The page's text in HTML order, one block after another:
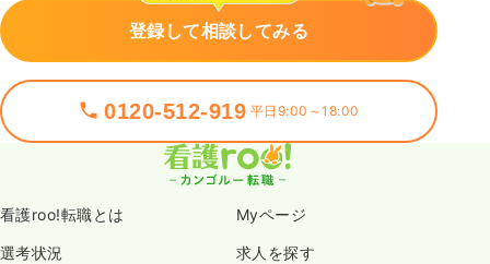
登録して相談してみる
0120-512-919 平日9:00～18:00
看護roo!転職とは Myページ
選考状況 求人を探す